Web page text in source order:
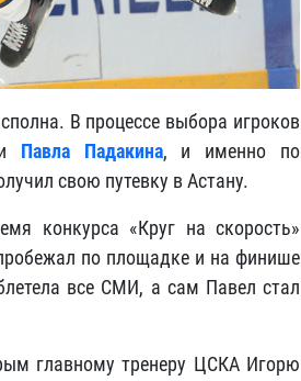
В процессе выбора игроков
Павла Падакина, и именно по
свою путевку в Астану.
конкурса «Круг на скорость»
по площадке и на финише
все СМИ, а сам Павел стал
главному тренеру ЦСКА Игорю